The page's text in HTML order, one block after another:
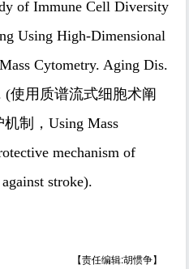
of Immune Cell Diversity
Using High-Dimensional
Cytometry. Aging Dis.
(使用质谱流式细胞术阐
制，Using Mass
mechanism of
stroke).
【责任编辑:胡惯争】